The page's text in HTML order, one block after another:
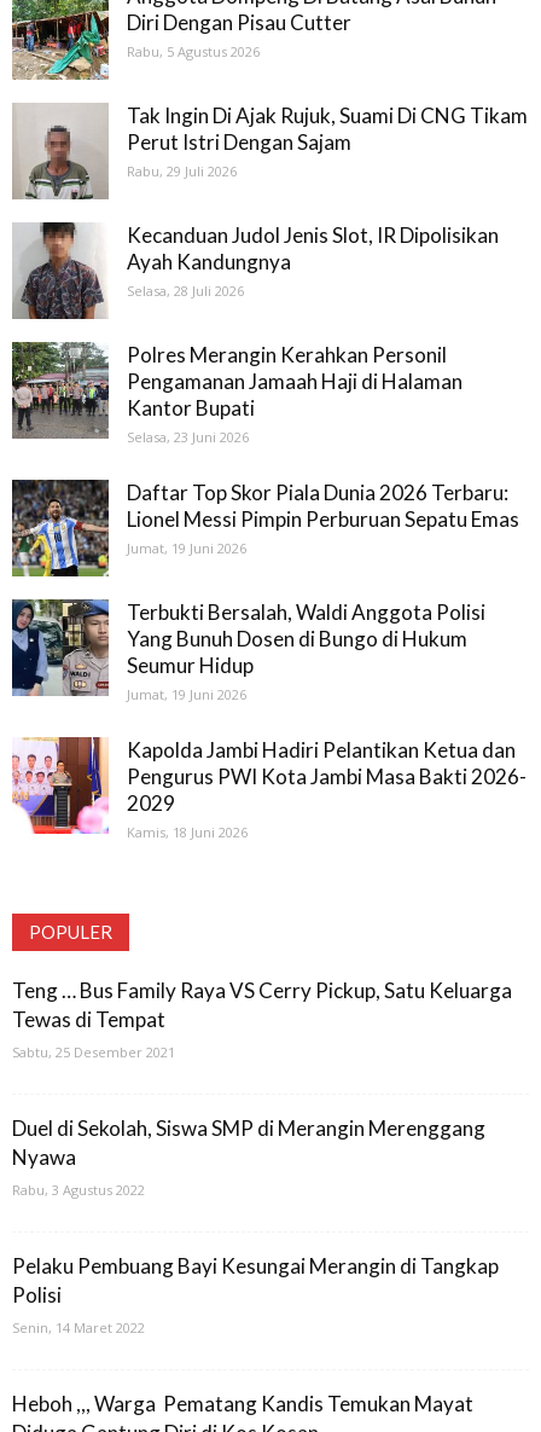
Diri Dengan Pisau Cutter
Rabu, 5 Agustus 2026
Tak Ingin Di Ajak Rujuk, Suami Di CNG Tikam
Perut Istri Dengan Sajam
Rabu, 29 Juli 2026
Kecanduan Judol Jenis Slot, IR Dipolisikan
Ayah Kandungnya
Selasa, 28 Juli 2026
Polres Merangin Kerahkan Personil
Pengamanan Jamaah Haji di Halaman
Kantor Bupati
Selasa, 23 Juni 2026
Daftar Top Skor Piala Dunia 2026 Terbaru:
Lionel Messi Pimpin Perburuan Sepatu Emas
Jumat, 19 Juni 2026
Terbukti Bersalah, Waldi Anggota Polisi
Yang Bunuh Dosen di Bungo di Hukum
Seumur Hidup
Jumat, 19 Juni 2026
Kapolda Jambi Hadiri Pelantikan Ketua dan
Pengurus PWI Kota Jambi Masa Bakti 2026-
2029
Kamis, 18 Juni 2026
POPULER
Teng … Bus Family Raya VS Cerry Pickup, Satu Keluarga
Tewas di Tempat
Sabtu, 25 Desember 2021
Duel di Sekolah, Siswa SMP di Merangin Merenggang
Nyawa
Rabu, 3 Agustus 2022
Pelaku Pembuang Bayi Kesungai Merangin di Tangkap
Polisi
Senin, 14 Maret 2022
Heboh ,,, Warga Pematang Kandis Temukan Mayat